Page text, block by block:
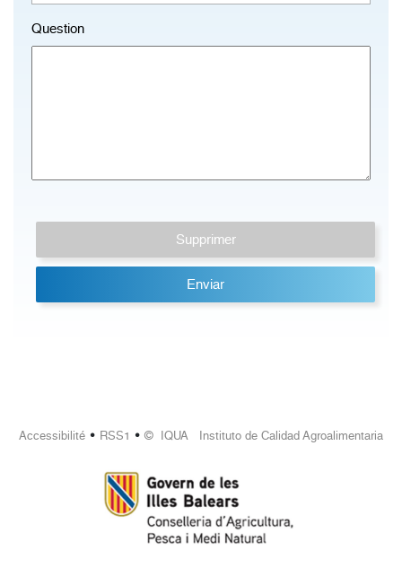
Question
Accessibilité • RSS1 • © IQUA Instituto de Calidad Agroalimentaria